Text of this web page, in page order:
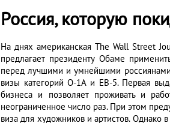
Россия, которую
На днях американская The Wall Street
предлагает президенту Обаме
перед лучшими и умнейшими
визы категорий О-1А и ЕВ-5. Первая
бизнеса и позволяет проживать и
неограниченное число раз. При этом
виза для художников и артистов. Однако